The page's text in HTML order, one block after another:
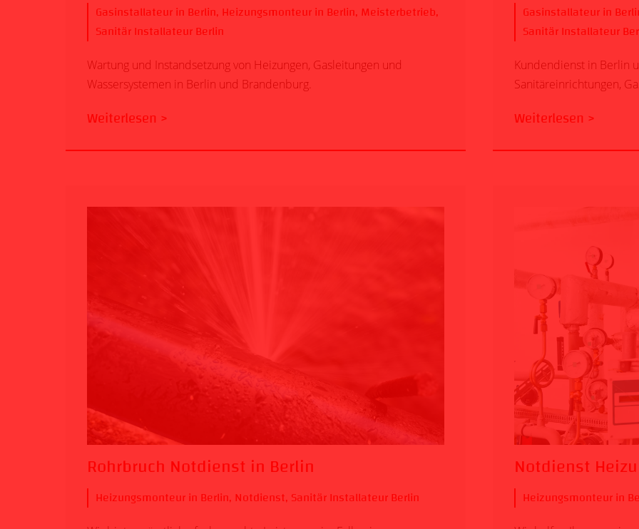
Gasinstallateur in Berlin, Heizungsmonteur in Berlin, Meisterbetrieb,
Sanitär Installateur Berlin
Wartung und Instandsetzung von Heizungen, Gasleitungen und
Wassersystemen in Berlin und Brandenburg.
Weiterlesen >
Gasinstallateur in
Sanitär Installateur
Kundendienst in Berlin
Sanitäreinrichtungen,
Weiterlesen >
Rohrbruch Notdienst in Berlin
Heizungsmonteur in Berlin, Notdienst, Sanitär Installateur Berlin
Notdienst
Heizungsmonteur in